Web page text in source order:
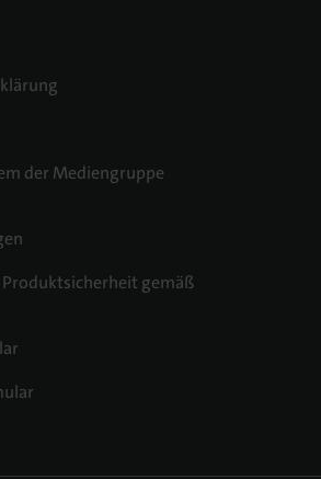
der Mediengruppe
gemäß